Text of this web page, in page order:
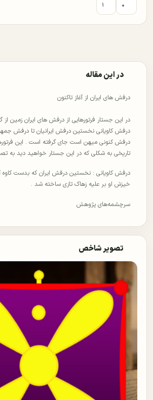
۰ ۱
در این مقاله
درفش های ایران از آغاز تاکنون
در این جستار فرتورهایی از درفش های ایران زمین
درفش کاویانی نخستین درفش ایرانیان تا درفش
درفش کنونی میهن است جای گرفته است . این
تاریخی به شکلی که در این جستار خواهید دید به
درفش کاویانی : نخستین درفش ایران که بدست کاوه
خیزش او بر علیه زهاک تازی ساخته شد .
سرچشمه‌های پژوهش
تصویر شاخص